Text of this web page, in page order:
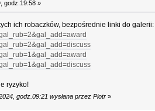
godz.19:58 »
ich robaczków, bezpośrednie linki do galerii:
ryzyko!
godz.09:21 wysłana przez Piotr »